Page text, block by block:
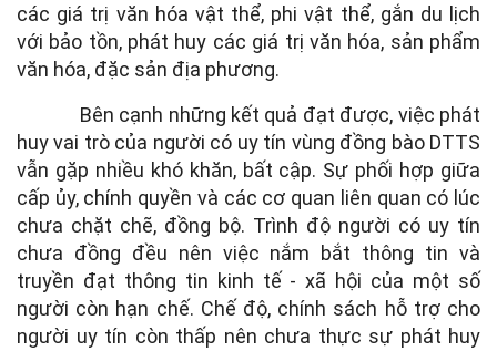
các giá trị văn hóa vật thể, phi vật thể, gắn du lịch
với bảo tồn, phát huy các giá trị văn hóa, sản phẩm
văn hóa, đặc sản địa phương.
Bên cạnh những kết quả đạt được, việc phát
huy vai trò của người có uy tín vùng đồng bào DTTS
vẫn gặp nhiều khó khăn, bất cập. Sự phối hợp giữa
cấp ủy, chính quyền và các cơ quan liên quan có lúc
chưa chặt chẽ, đồng bộ. Trình độ người có uy tín
chưa đồng đều nên việc nắm bắt thông tin và
truyền đạt thông tin kinh tế - xã hội của một số
người còn hạn chế. Chế độ, chính sách hỗ trợ cho
người uy tín còn thấp nên chưa thực sự phát huy